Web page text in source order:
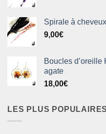
Spirale à
9,00€
Boucles d’oreille
agate
18,00€
LES PLUS POPULAIRES